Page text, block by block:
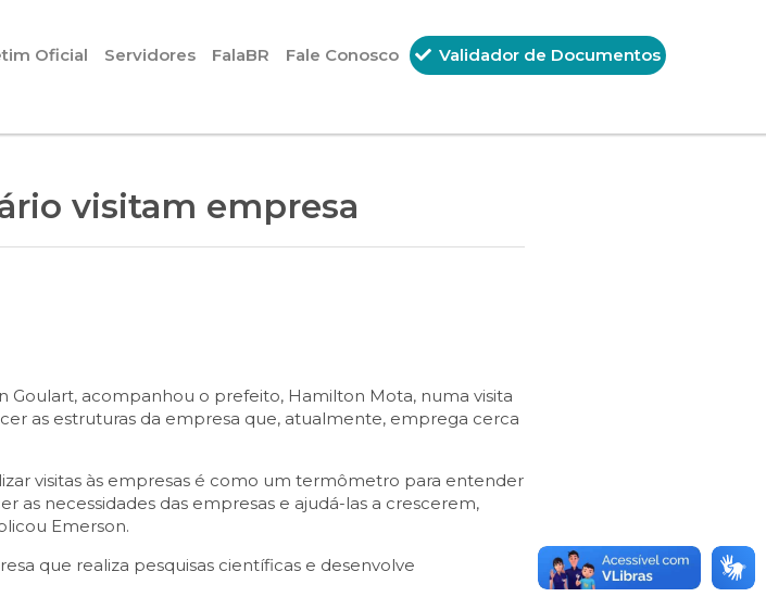
Oficial Servidores FalaBR Fale Conosco Validador de Documentos
visitam empresa
acompanhou o prefeito, Hamilton Mota, numa visita
as estruturas da empresa que, atualmente, emprega cerca
visitas às empresas é como um termômetro para entender
necessidades das empresas e ajudá-las a crescerem,
Emerson.
que realiza pesquisas científicas e desenvolve